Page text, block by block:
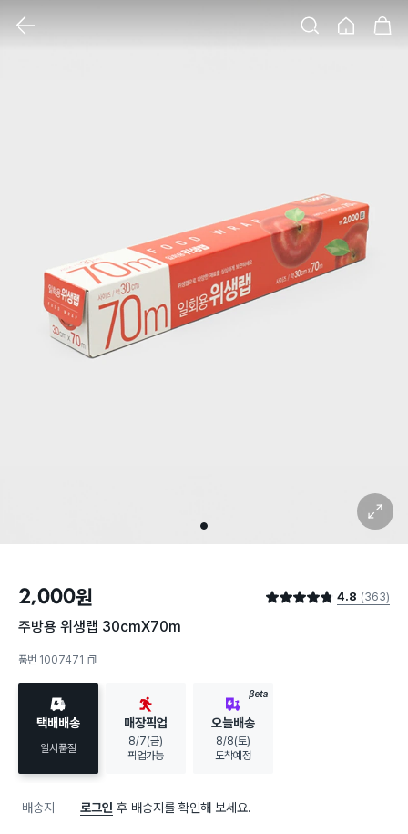
1
확대 보기
2,000원 별점 4.8점 4.8 (363)
주방용 위생랩 30cmX70m
품번 1007471
택배배송
일시품절
매장픽업
8/7(금)
픽업가능
BETA
오늘배송
8/8(토)
도착예정
배송지 로그인 후 배송지를 확인해 보세요.